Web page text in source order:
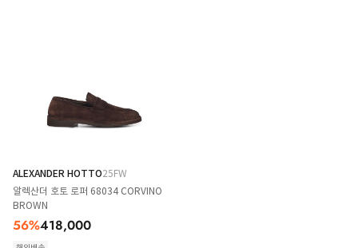
ALEXANDER HOTTO25FW
알렉산더 호토 로퍼 68034 CORVINO
BROWN
56%418,000